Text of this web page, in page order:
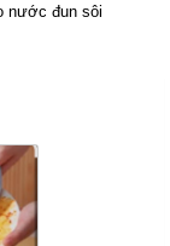
nước đun sôi